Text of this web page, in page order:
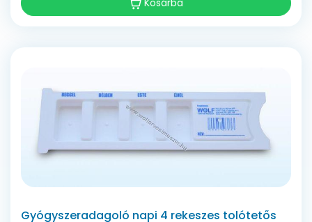
Kosárba
Gyógyszeradagoló napi 4 rekeszes tolótetős